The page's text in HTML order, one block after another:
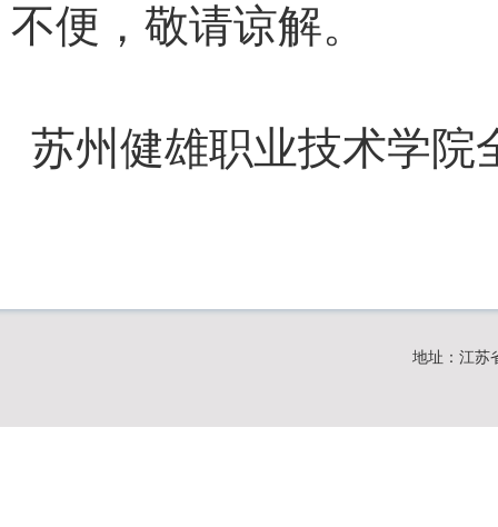
不便，敬请谅解。
苏州健雄职业技术学院
地址：江苏